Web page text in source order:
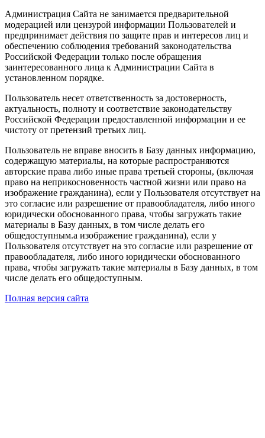
Администрация Сайта не занимается предварительной
модерацией или цензурой информации Пользователей и
предпринимает действия по защите прав и интересов лиц и
обеспечению соблюдения требований законодательства
Российской Федерации только после обращения
заинтересованного лица к Администрации Сайта в
установленном порядке.
Пользователь несет ответственность за достоверность,
актуальность, полноту и соответствие законодательству
Российской Федерации предоставленной информации и ее
чистоту от претензий третьих лиц.
Пользователь не вправе вносить в Базу данных информацию,
содержащую материалы, на которые распространяются
авторские права либо иные права третьей стороны, (включая
право на неприкосновенность частной жизни или право на
изображение гражданина), если у Пользователя отсутствует на
это согласие или разрешение от правообладателя, либо иного
юридически обоснованного права, чтобы загружать такие
материалы в Базу данных, в том числе делать его
общедоступным.а изображение гражданина), если у
Пользователя отсутствует на это согласие или разрешение от
правообладателя, либо иного юридически обоснованного
права, чтобы загружать такие материалы в Базу данных, в том
числе делать его общедоступным.
Полная версия сайта